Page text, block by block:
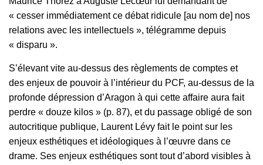
« cesser immédiatement ce débat ridicule [au nom de] nos
relations avec les intellectuels », télégramme depuis
« disparu ».
S’élevant vite au-dessus des règlements de comptes et
des enjeux de pouvoir à l’intérieur du PCF, au-dessus de la
profonde dépression d’Aragon à qui cette affaire aura fait
perdre « douze kilos » (p. 87), et du passage obligé de son
autocritique publique, Laurent Lévy fait le point sur les
enjeux esthétiques et idéologiques à l’œuvre dans ce
drame. Ses enjeux esthétiques sont tout d’abord visibles à